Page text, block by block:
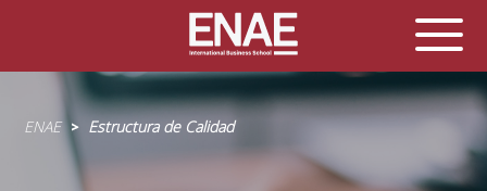
Sobrescribir
enlaces
ENAE Estructura de Calidad